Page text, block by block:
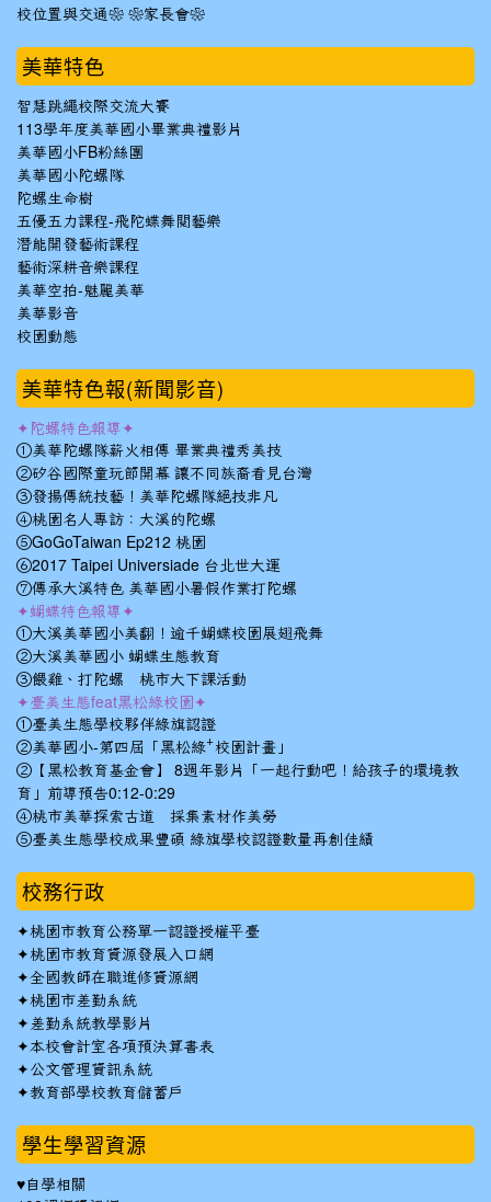
校位置與交通❀ ❀家長會❀
美華特色
智慧跳繩校際交流大賽
113學年度美華國小畢業典禮影片
美華國小FB粉絲團
美華國小陀螺隊
陀螺生命樹
五優五力課程-飛陀蝶舞閱藝樂
潛能開發藝術課程
藝術深耕音樂課程
美華空拍-魅麗美華
美華影音
校園動態
美華特色報(新聞影音)
✦陀螺特色報導✦
①美華陀螺隊薪火相傳 畢業典禮秀美技
②矽谷國際童玩節開幕 讓不同族裔看見台灣
③發揚傳統技藝！美華陀螺隊絕技非凡
④桃園名人專訪：大溪的陀螺
⑤GoGoTaiwan Ep212 桃園
⑥2017 Taipei Universiade 台北世大運
⑦傳承大溪特色 美華國小暑假作業打陀螺
✦蝴蝶特色報導✦
①大溪美華國小美翻！逾千蝴蝶校園展翅飛舞
②大溪美華國小 蝴蝶生態教育
③餵雞、打陀螺 桃市大下課活動
✦臺美生態feat黑松綠校園✦
①臺美生態學校夥伴綠旗認證
②美華國小-第四屆「黑松綠⁺校園計畫」
②【黑松教育基金會】 8週年影片「一起行動吧！給孩子的環境教
育」前導預告0:12-0:29
④桃市美華探索古道 採集素材作美勞
⑤臺美生態學校成果豐碩 綠旗學校認證數量再創佳績
校務行政
✦桃園市教育公務單一認證授權平臺
✦桃園市教育資源發展入口網
✦全國教師在職進修資源網
✦桃園市差勤系統
✦ 差勤系統教學影片
✦本校會計室各項預決算書表
✦公文管理資訊系統
✦教育部學校教育儲蓄戶
學生學習資源
♥自學相關